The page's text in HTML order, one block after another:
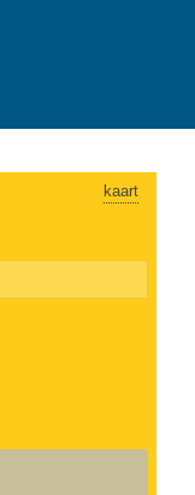
kaart